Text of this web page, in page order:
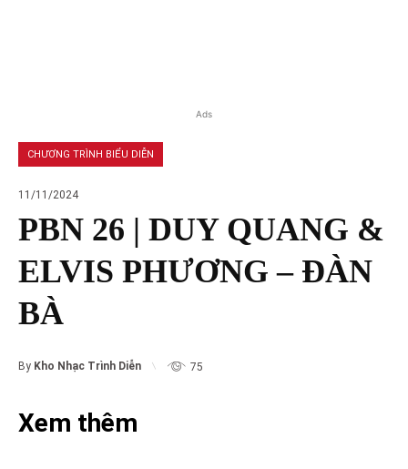
Ads
CHƯƠNG TRÌNH BIỂU DIỄN
11/11/2024
PBN 26 | DUY QUANG &
ELVIS PHƯƠNG – ĐÀN
BÀ
By Kho Nhạc Trình Diễn 75
Xem thêm